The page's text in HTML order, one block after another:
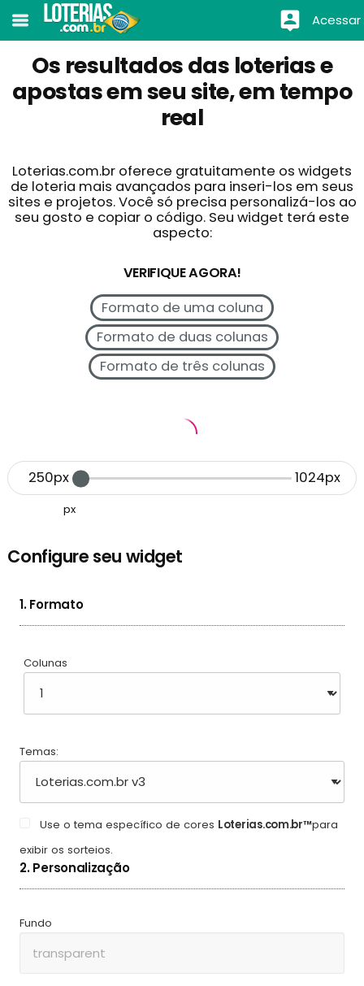
Acessar
Os resultados das loterias e
apostas em seu site, em tempo
real
Loterias.com.br oferece gratuitamente os widgets
de loteria mais avançados para inseri-los em seus
sites e projetos. Você só precisa personalizá-los ao
seu gosto e copiar o código. Seu widget terá este
aspecto:
VERIFIQUE AGORA!
Formato de uma coluna
Formato de duas colunas
Formato de três colunas
250px
px
1024px
Configure seu widget
1. Formato
Colunas
Temas:
Use o tema específico de cores Loterias.com.br™para
exibir os sorteios.
2. Personalização
Fundo